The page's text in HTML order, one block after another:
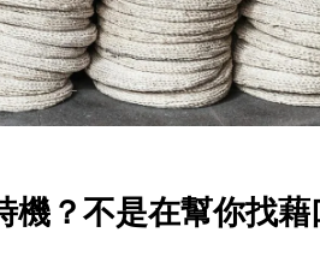
機？不是在幫你找藉